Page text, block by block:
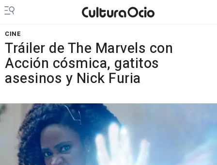
CINE
Tráiler de The Marvels con
Acción cósmica, gatitos
asesinos y Nick Furia